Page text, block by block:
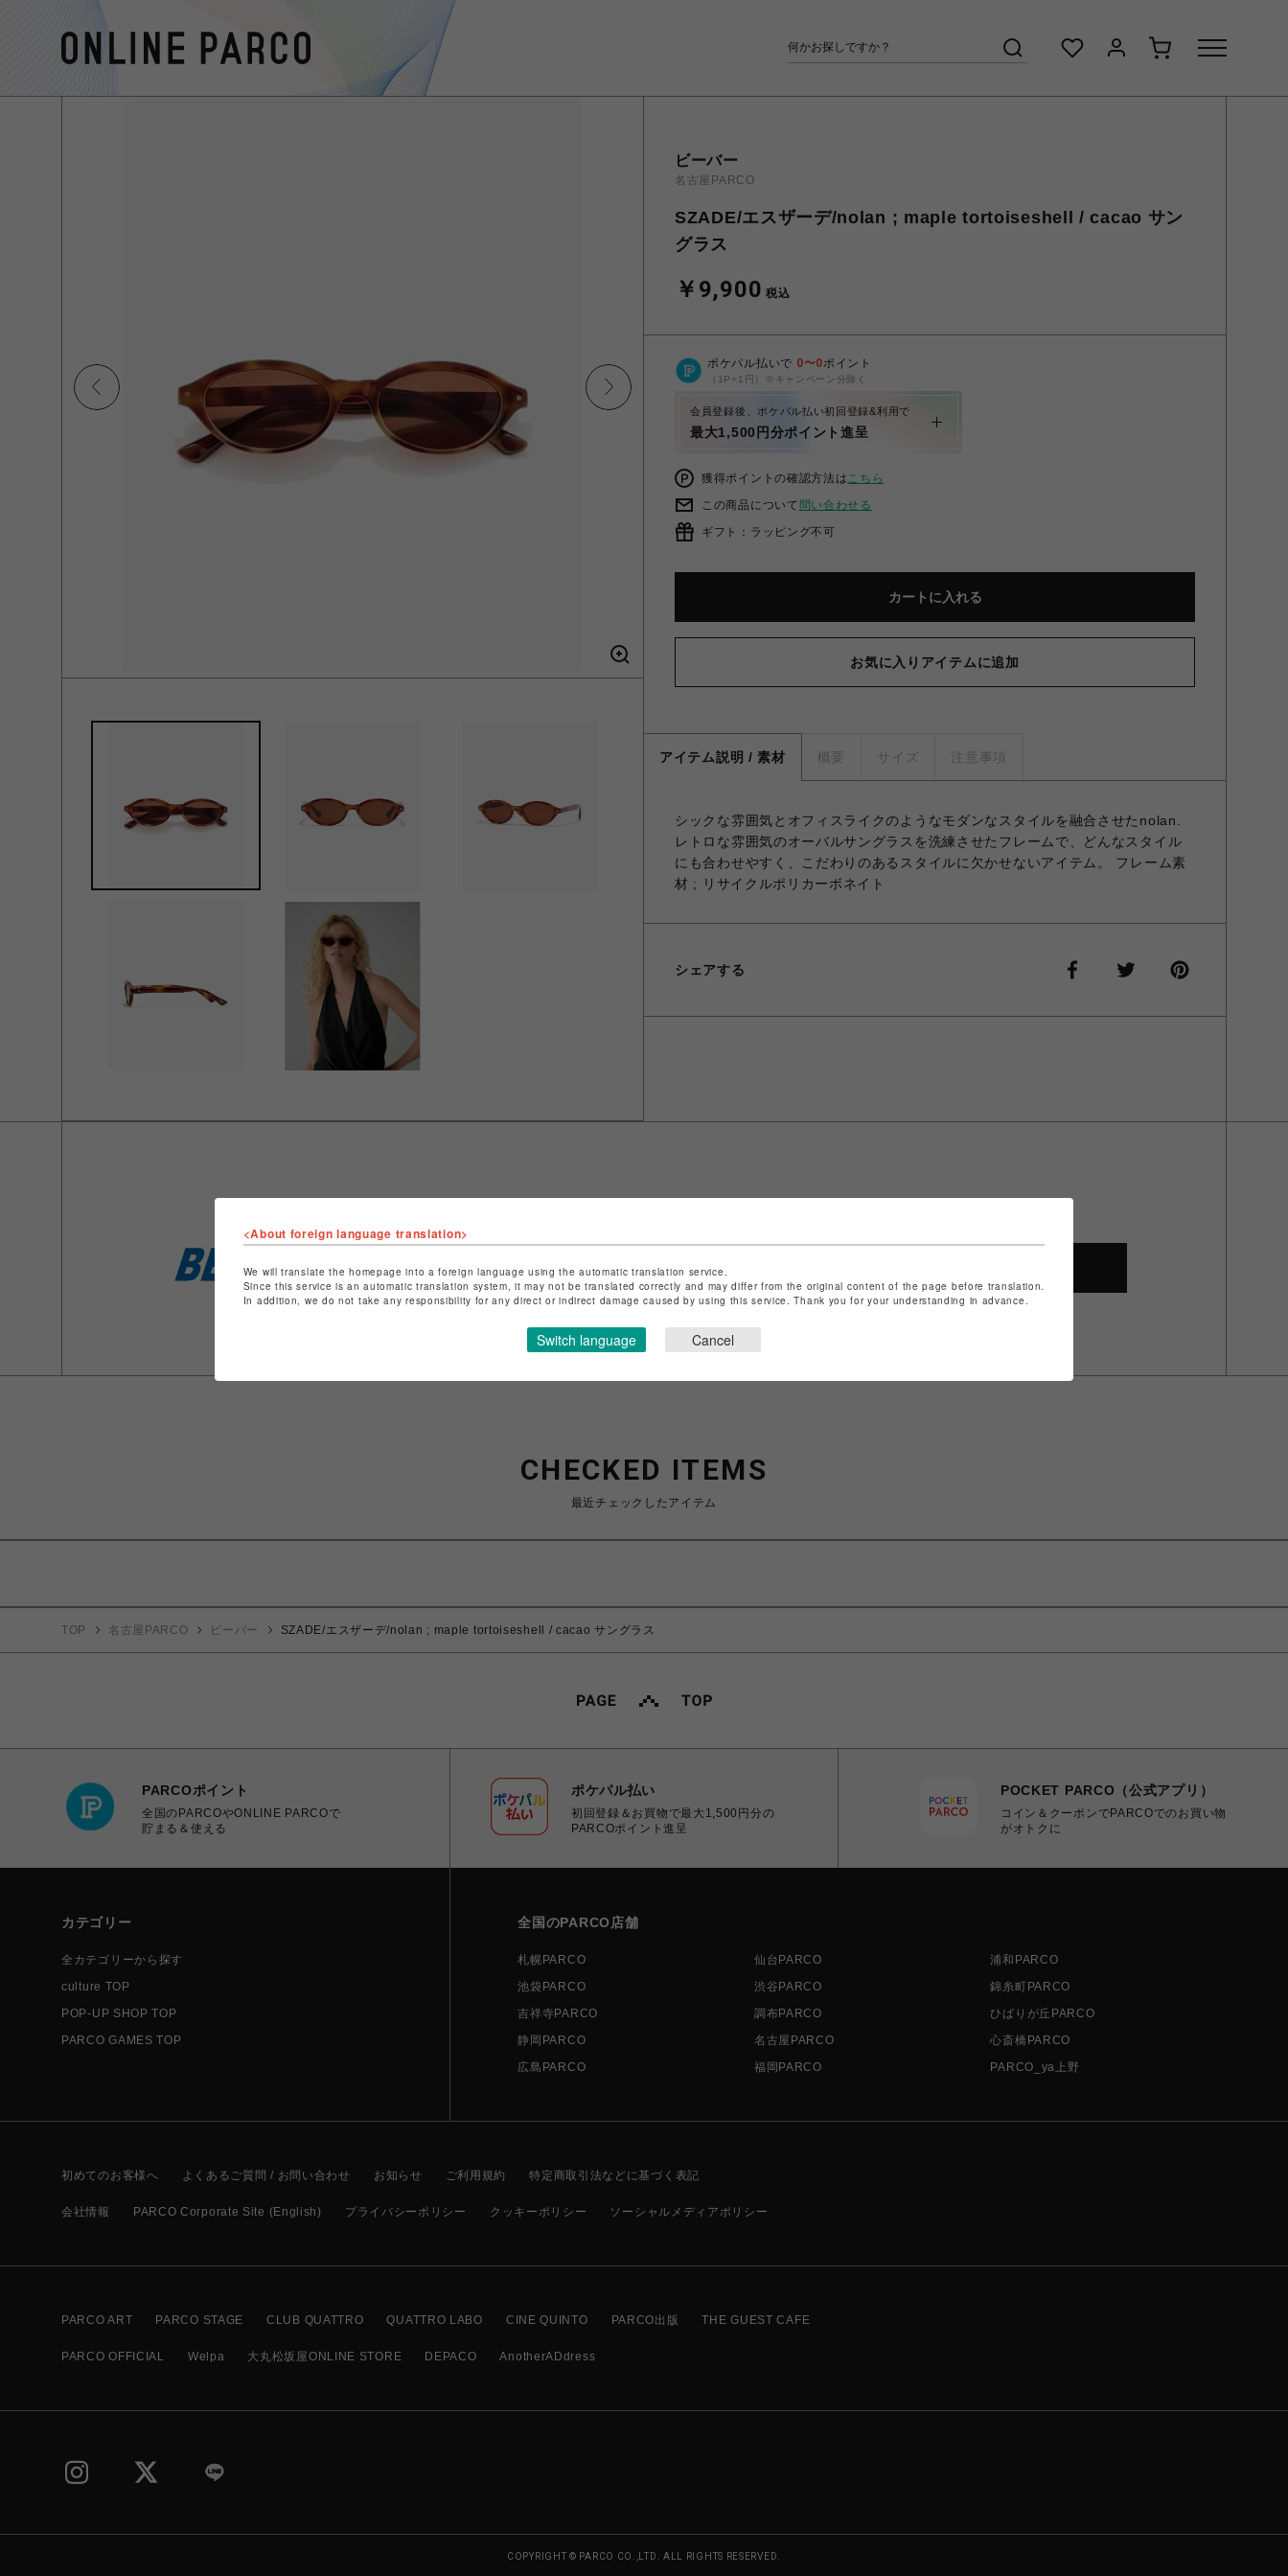
ビーバー
名古屋PARCO
SZADE/エスザーデ/nolan ; maple tortoiseshell / cacao サン
グラス
￥9,900 税込
ポケパル払いで 0〜0ポイント
（1P=1円）※キャンペーン分除く
会員登録後、ポケパル払い初回登録&利用で
最大1,500円分ポイント進呈
獲得ポイントの確認方法はこちら
この商品について 問い合わせる
ギフト：ラッピング不可
カートに入れる
お気に入りアイテムに追加
アイテム説明 / 素材 概要 サイズ 注意事項
シックな雰囲気とオフィスライクのようなモダンなスタイルを融合させたnolan.
レトロな雰囲気のオーバルサングラスを洗練させたフレームで、どんなスタイル
にも合わせやすく、こだわりのあるスタイルに欠かせないアイテム。 フレーム素
材 ; リサイクルポリカーボネイト
シェアする
店舗名
名古屋PARCO
特定商取引法など法令に基づく表記はこちら
CHECKED ITEMS
最近チェックしたアイテム
TOP 名古屋PARCO ビーバー SZADE/エスザーデ/nolan ; maple tortoiseshell / cacao サングラス
PARCOポイント
全国のPARCOやONLINE PARCOで
貯まる＆使える
ポケパル払い
初回登録＆お買物で最大1,500円分の
PARCOポイント進呈
POCKET PARCO（公式アプリ）
コイン＆クーポンでPARCOでのお買い物
がオトクに
カテゴリー
全カテゴリーから探す
culture TOP
POP-UP SHOP TOP
PARCO GAMES TOP
全国のPARCO店舗
札幌PARCO 仙台PARCO
浦和PARCO
池袋PARCO
渋谷PARCO
錦糸町PARCO
吉祥寺PARCO
調布PARCO
ひばりが丘PARCO
静岡PARCO
名古屋PARCO
心斎橋PARCO
広島PARCO
福岡PARCO PARCO_ya上野
初めてのお客様へ よくあるご質問 / お問い合わせ お知らせ ご利用規約 特定商取引法などに基づく表記
会社情報 PARCO Corporate Site (English) プライバシーポリシー クッキーポリシー ソーシャルメディアポリシー
PARCO ART PARCO STAGE CLUB QUATTRO QUATTRO LABO CINE QUINTO PARCO出版 THE GUEST CAFE
PARCO OFFICIAL Welpa 大丸松坂屋ONLINE STORE DEPACO AnotherADdress
COPYRIGHT © PARCO CO.,LTD. ALL RIGHTS RESERVED.
<About foreign language translation>
We will translate the homepage into a foreign language using the automatic translation service.
Since this service is an automatic translation system, it may not be translated correctly and may differ from the original content of the page before translation.
In addition, we do not take any responsibility for any direct or indirect damage caused by using this service. Thank you for your understanding in advance.
Switch language Cancel